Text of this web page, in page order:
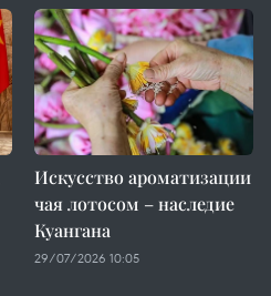
Искусство ароматизации
чая лотосом – наследие
Куангана
29/07/2026 10:05